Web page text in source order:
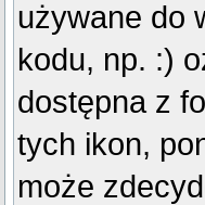
używane do
kodu, np. :)
dostępna z
tych ikon,
może